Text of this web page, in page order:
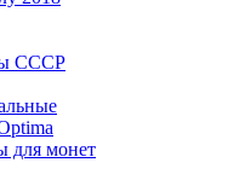
СССР
для монет